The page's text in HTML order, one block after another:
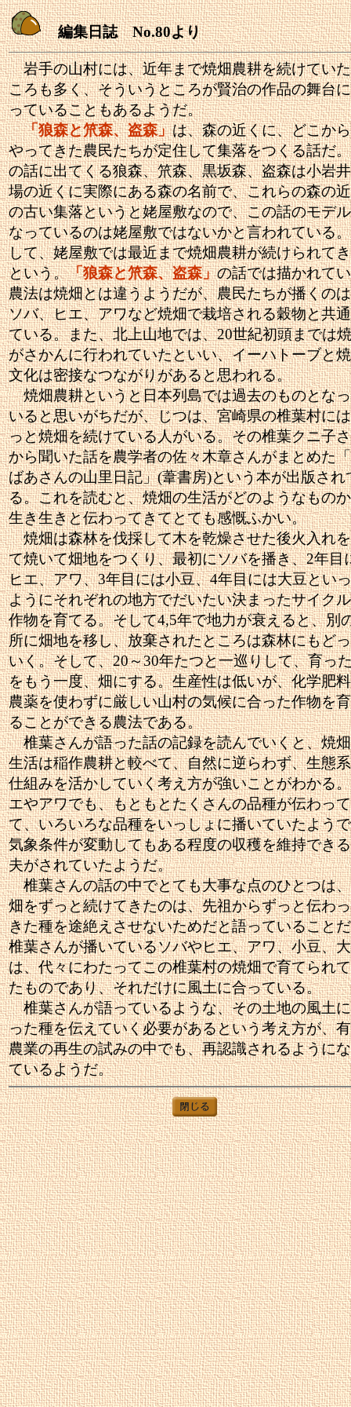
編集日誌 No.80より
岩手の山村には、近年まで焼畑農耕を続けてい
ころも多く、そういうところが賢治の作品の舞台
っていることもあるようだ。
「狼森と笊森、盗森」は、森の近くに、どこか
やってきた農民たちが定住して集落をつくる話だ
の話に出てくる狼森、笊森、黒坂森、盗森は小岩
場の近くに実際にある森の名前で、これらの森の
の古い集落というと姥屋敷なので、この話のモデ
なっているのは姥屋敷ではないかと言われている
して、姥屋敷では最近まで焼畑農耕が続けられて
という。「狼森と笊森、盗森」の話では描かれて
農法は焼畑とは違うようだが、農民たちが播くの
ソバ、ヒエ、アワなど焼畑で栽培される穀物と共
ている。また、北上山地では、20世紀初頭までは
がさかんに行われていたといい、イーハトーブと
文化は密接なつながりがあると思われる。
焼畑農耕というと日本列島では過去のものとな
いると思いがちだが、じつは、宮崎県の椎葉村に
っと焼畑を続けている人がいる。その椎葉クニ子
から聞いた話を農学者の佐々木章さんがまとめた
ばあさんの山里日記」(葦書房)という本が出版され
る。これを読むと、焼畑の生活がどのようなもの
生き生きと伝わってきてとても感慨ふかい。
焼畑は森林を伐採して木を乾燥させた後火入れ
て焼いて畑地をつくり、最初にソバを播き、2年目
ヒエ、アワ、3年目には小豆、4年目には大豆とい
ようにそれぞれの地方でだいたい決まったサイク
作物を育てる。そして4,5年で地力が衰えると、別
所に畑地を移し、放棄されたところは森林にもど
いく。そして、20～30年たつと一巡りして、育っ
をもう一度、畑にする。生産性は低いが、化学肥
農薬を使わずに厳しい山村の気候に合った作物を
ることができる農法である。
椎葉さんが語った話の記録を読んでいくと、焼
生活は稲作農耕と較べて、自然に逆らわず、生態
仕組みを活かしていく考え方が強いことがわかる
エやアワでも、もともとたくさんの品種が伝わっ
て、いろいろな品種をいっしょに播いていたよう
気象条件が変動してもある程度の収穫を維持でき
夫がされていたようだ。
椎葉さんの話の中でとても大事な点のひとつは
畑をずっと続けてきたのは、先祖からずっと伝わ
きた種を途絶えさせないためだと語っていること
椎葉さんが播いているソバやヒエ、アワ、小豆、
は、代々にわたってこの椎葉村の焼畑で育てられ
たものであり、それだけに風土に合っている。
椎葉さんが語っているような、その土地の風土
った種を伝えていく必要があるという考え方が、
農業の再生の試みの中でも、再認識されるように
ているようだ。